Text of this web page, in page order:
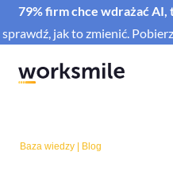
79% firm chce wdrażać AI,
sprawdź, jak to zmienić.
Baza wiedzy Blog